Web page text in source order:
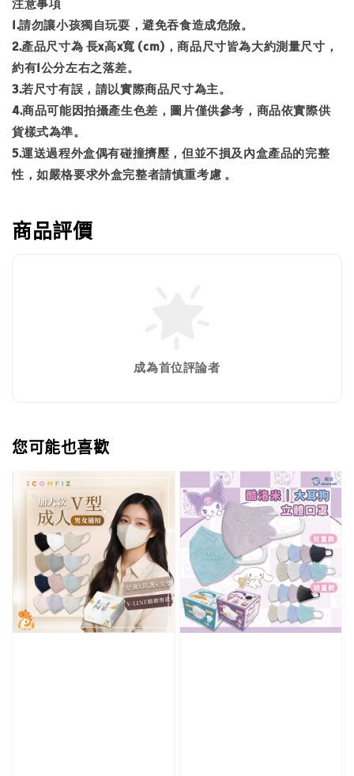
注意事項
1.請勿讓小孩獨自玩耍，避免吞食造成危險。
2.產品尺寸為 長x高x寬 (cm)，商品尺寸皆為大約測量尺寸，
約有1公分左右之落差。
3.若尺寸有誤，請以實際商品尺寸為主。
4.商品可能因拍攝產生色差，圖片僅供參考，商品依實際供
貨樣式為準。
5.運送過程外盒偶有碰撞擠壓，但並不損及內盒產品的完整
性，如嚴格要求外盒完整者請慎重考慮 。
商品評價
成為首位評論者
您可能也喜歡